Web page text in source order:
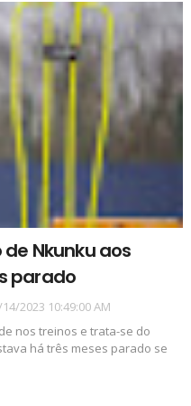
Nkunku aos
parado
2023 10:49:00 AM
nos treinos e trata-se do
há três meses parado se